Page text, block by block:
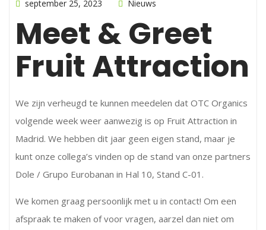
september 25, 2023 Nieuws
Meet & Greet
Fruit Attraction
We zijn verheugd te kunnen meedelen dat OTC Organics
volgende week weer aanwezig is op Fruit Attraction in
Madrid. We hebben dit jaar geen eigen stand, maar je
kunt onze collega’s vinden op de stand van onze partners
Dole / Grupo Eurobanan in Hal 10, Stand C-01.
We komen graag persoonlijk met u in contact! Om een
afspraak te maken of voor vragen, aarzel dan niet om